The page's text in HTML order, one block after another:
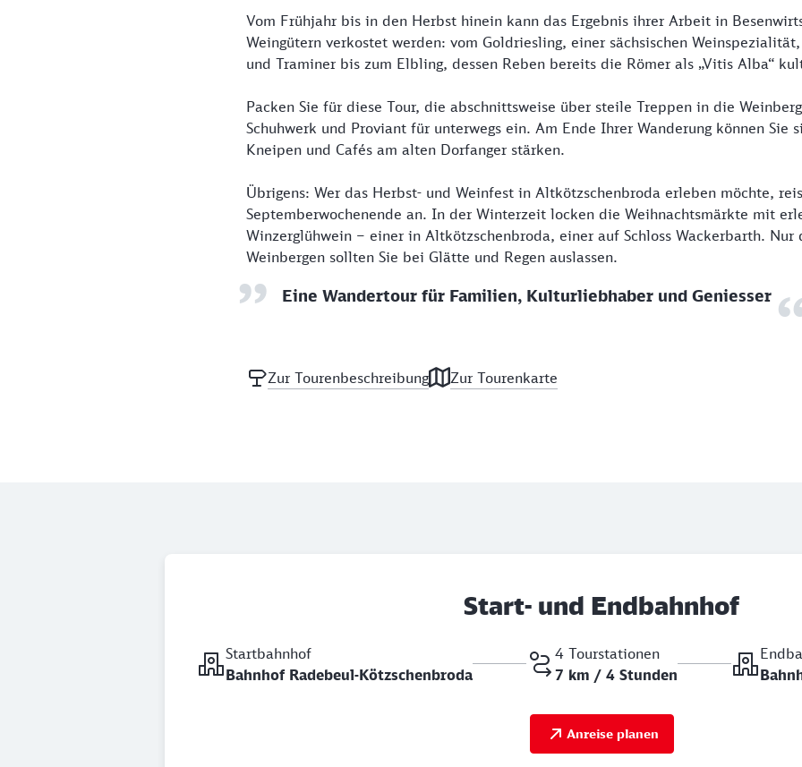
Vom Frühjahr bis in den Herbst hinein kann das Ergebnis ihrer Arbeit in
Weingütern verkostet werden: vom Goldriesling, einer sächsischen
und Traminer bis zum Elbling, dessen Reben bereits die Römer als „Vitis Alba“
Packen Sie für diese Tour, die abschnittsweise über steile Treppen in die
Schuhwerk und Proviant für unterwegs ein. Am Ende Ihrer Wanderung können Sie
Kneipen und Cafés am alten Dorfanger stärken.
Übrigens: Wer das Herbst- und Weinfest in Altkötzschenbroda erleben möchte,
Septemberwochenende an. In der Winterzeit locken die Weihnachtsmärkte mit
Winzerglühwein – einer in Altkötzschenbroda, einer auf Schloss Wackerbarth. Nur
Weinbergen sollten Sie bei Glätte und Regen auslassen.
Eine Wandertour für Familien, Kulturliebhaber und Geniesser
Zur Tourenbeschreibung Zur Tourenkarte
Start- und Endbahnhof
Startbahnhof
Bahnhof Radebeul-Kötzschenbroda
4 Tourstationen
7 km / 4 Stunden
Anreise planen